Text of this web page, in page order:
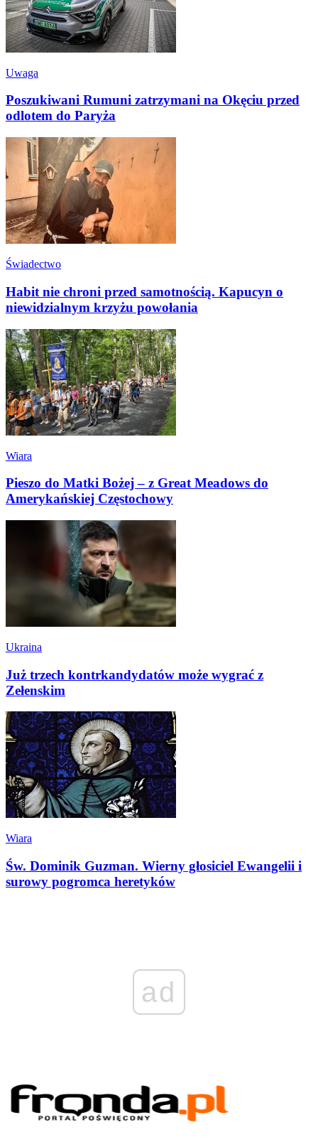
Uwaga
Poszukiwani Rumuni zatrzymani na Okęciu przed
odlotem do Paryża
Świadectwo
Habit nie chroni przed samotnością. Kapucyn o
niewidzialnym krzyżu powołania
Wiara
Pieszo do Matki Bożej – z Great Meadows do
Amerykańskiej Częstochowy
Ukraina
Już trzech kontrkandydatów może wygrać z
Zełenskim
Wiara
Św. Dominik Guzman. Wierny głosiciel Ewangelii i
surowy pogromca heretyków
ad